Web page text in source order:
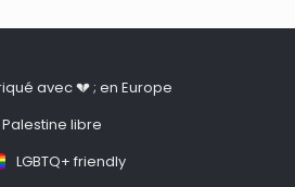
avec 💔 ; en Europe
Palestine libre
LGBTQ+ friendly